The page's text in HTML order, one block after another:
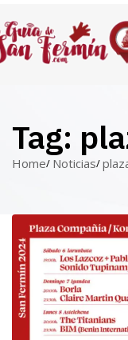
Tag:
Home Noticias